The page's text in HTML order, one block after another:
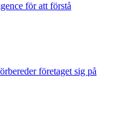
för att förstå
företaget sig på